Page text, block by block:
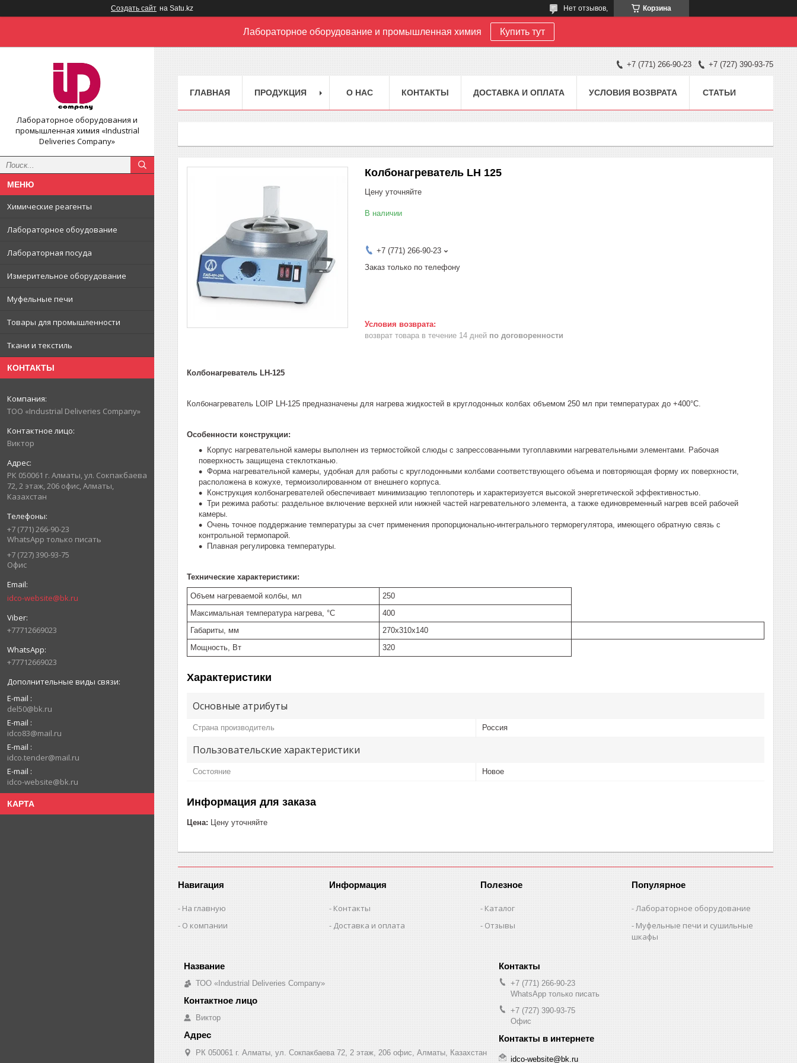
Создать сайт на Satu.kz Корзина
Нет отзывов,
Лабораторное оборудование и промышленная химия Купить тут
Лабораторное оборудования и
промышленная химия «Industrial
Deliveries Company»
Химические реагенты
Лабораторное обоудование
Лабораторная посуда
Измерительное оборудование
Муфельные печи
Товары для промышленности
Ткани и текстиль
КОНТАКТЫ
ТОО «Industrial Deliveries Company»
Виктор
РК 050061 г. Алматы, ул. Сокпакбаева
72, 2 этаж, 206 офис, Алматы,
Казахстан
+7 (771) 266-90-23
WhatsApp только писать
+7 (727) 390-93-75
Офис
idco-website@bk.ru
+77712669023
+77712669023
E-mail
del50@bk.ru
E-mail
idco83@mail.ru
E-mail
idco.tender@mail.ru
E-mail
idco-website@bk.ru
КАРТА
+7 (771) 266-90-23 +7 (727) 390-93-75
ГЛАВНАЯ ПРОДУКЦИЯ О НАС КОНТАКТЫ ДОСТАВКА И ОПЛАТА УСЛОВИЯ ВОЗВРАТА СТАТЬИ
Колбонагреватель LH 125
Цену уточняйте
В наличии
+7 (771) 266-90-23
Заказ только по телефону
возврат товара в течение 14 дней по договоренности
Колбонагреватель LH-125
Колбонагреватель LOIP LH-125 предназначены для нагрева жидкостей в круглодонных колбах объемом 250 мл при температурах до +400°С.
Особенности конструкции:
Корпус нагревательной камеры выполнен из термостойкой слюды с запрессованными тугоплавкими нагревательными элементами. Рабочая
поверхность защищена стеклотканью.
Форма нагревательной камеры, удобная для работы с круглодонными колбами соответствующего объема и повторяющая форму их поверхности,
расположена в кожухе, термоизолированном от внешнего корпуса.
Конструкция колбонагревателей обеспечивает минимизацию теплопотерь и характеризуется высокой энергетической эффективностью.
Три режима работы: раздельное включение верхней или нижней частей нагревательного элемента, а также единовременный нагрев всей рабочей
камеры.
Очень точное поддержание температуры за счет применения пропорционально-интегрального терморегулятора, имеющего обратную связь с
контрольной термопарой.
Плавная регулировка температуры.
Технические характеристики:
Объем нагреваемой колбы, мл
250
Максимальная температура нагрева, °С
400
Габариты, мм
270х310х140
Мощность, Вт
320
Характеристики
Основные атрибуты
Страна производитель Россия
Пользовательские характеристики
Состояние Новое
Информация для заказа
Цена: Цену уточняйте
Навигация
На главную
О компании
Информация
Контакты
Доставка и оплата
Полезное
Каталог
Отзывы
Популярное
Лабораторное оборудование
Муфельные печи и сушильные
шкафы
ТОО «Industrial Deliveries Company»
Виктор
РК 050061 г. Алматы, ул. Сокпакбаева 72, 2 этаж, 206 офис, Алматы, Казахстан
+7 (771) 266-90-23
WhatsApp только писать
+7 (727) 390-93-75
Офис
idco-website@bk.ru